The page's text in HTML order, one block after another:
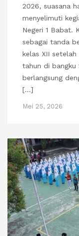
2026, suasana
menyelimuti
Negeri 1 Babat.
sebagai tanda
kelas XII
tahun di bangku
berlangsung
[…]
Mei 25, 2026